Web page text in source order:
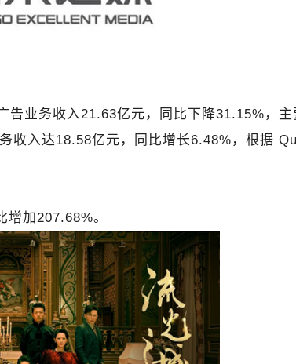
业务收入21.63亿元，同比下降31.15%，
收入达18.58亿元，同比增长6.48%，根据
加207.68%。